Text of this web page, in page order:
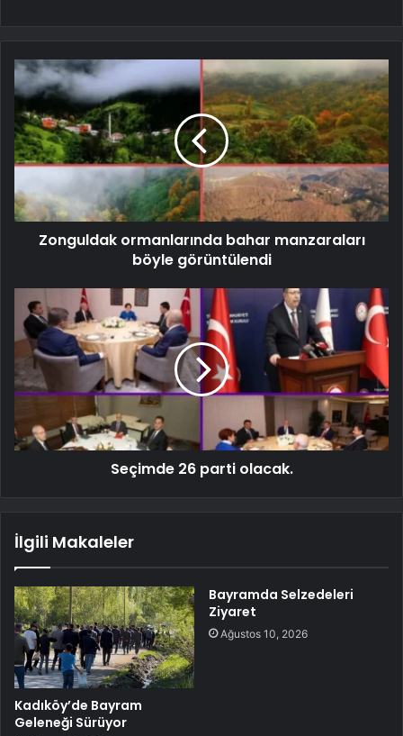
Zonguldak ormanlarında bahar manzaraları
böyle görüntülendi
Seçimde 26 parti olacak.
İlgili Makaleler
Kadıköy’de Bayram
Geleneği Sürüyor
Bayramda Selzedeleri
Ziyaret
Ağustos 10, 2026